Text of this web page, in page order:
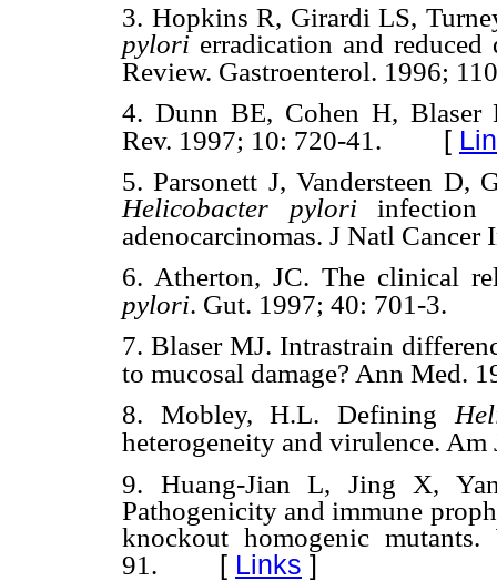
3. Hopkins R, Girardi LS,
pylori erradication and
Review. Gastroenterol. 1996;
4. Dunn BE, Cohen H,
Rev. 1997; 10: 720-41. [
5. Parsonett J, Vandersteen D,
Helicobacter pyloriinfection
adenocarcinomas. J Natl
6. Atherton, JC. The clinical
pylori. Gut. 1997; 40: 701-3.
7. Blaser MJ. Intrastrain
to mucosal damage? Ann Med.
8.
Mobley, H.L. Defining
heterogeneity and virulence.
9.
Huang-Jian L, Jing X,
Pathogenicity and immune
knockout homogenic
91. [ Links ]